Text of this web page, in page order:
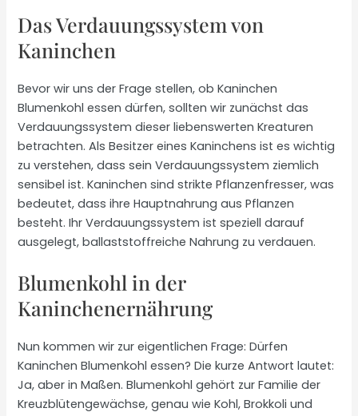
Das Verdauungssystem von
Kaninchen
Bevor wir uns der Frage stellen, ob Kaninchen
Blumenkohl essen dürfen, sollten wir zunächst das
Verdauungssystem dieser liebenswerten Kreaturen
betrachten. Als Besitzer eines Kaninchens ist es wichtig
zu verstehen, dass sein Verdauungssystem ziemlich
sensibel ist. Kaninchen sind strikte Pflanzenfresser, was
bedeutet, dass ihre Hauptnahrung aus Pflanzen
besteht. Ihr Verdauungssystem ist speziell darauf
ausgelegt, ballaststoffreiche Nahrung zu verdauen.
Blumenkohl in der
Kaninchenernährung
Nun kommen wir zur eigentlichen Frage: Dürfen
Kaninchen Blumenkohl essen? Die kurze Antwort lautet:
Ja, aber in Maßen. Blumenkohl gehört zur Familie der
Kreuzblütengewächse, genau wie Kohl, Brokkoli und